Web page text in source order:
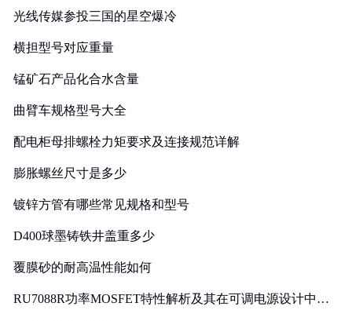
光线传媒参投三国的星空爆冷
横担型号对应重量
锰矿石产品化合水含量
曲臂车规格型号大全
配电柜母排螺栓力矩要求及连接规范详解
膨胀螺丝尺寸是多少
镀锌方管有哪些常见规格和型号
D400球墨铸铁井盖重多少
覆膜砂的耐高温性能如何
RU7088R功率MOSFET特性解析及其在可调电源设计中的